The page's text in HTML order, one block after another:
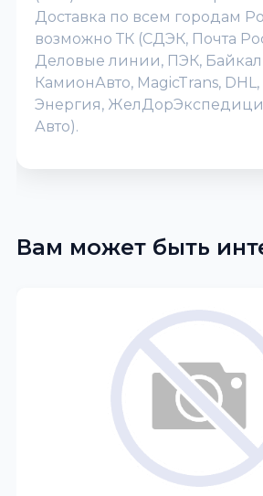
Доставка по всем городам
возможно ТК (СДЭК, Почта
Деловые линии, ПЭК,
КамионАвто, MagicTrans, DHL,
Энергия,
Авто).
Вам может быть